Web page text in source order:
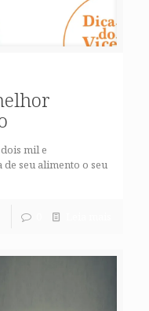
mil e
de seu alimento o seu